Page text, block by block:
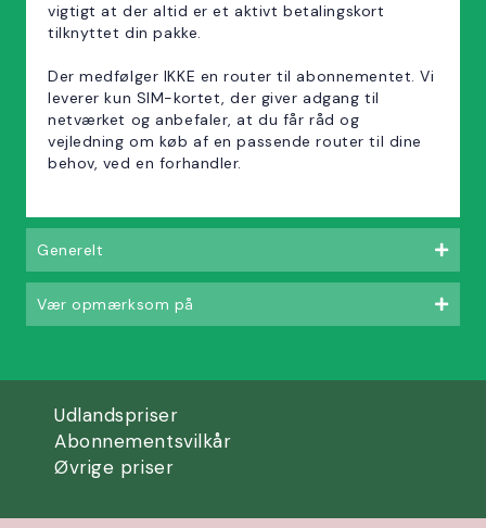
vigtigt at der altid er et aktivt betalingskort
tilknyttet din pakke.
Der medfølger IKKE en router til abonnementet. Vi
leverer kun SIM-kortet, der giver adgang til
netværket og anbefaler, at du får råd og
vejledning om køb af en passende router til dine
behov, ved en forhandler.
Generelt
Vær opmærksom på
Udlandspriser
Abonnementsvilkår
Øvrige priser